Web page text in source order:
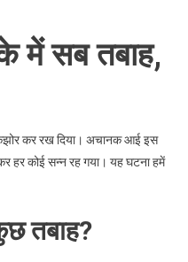
में सब तबाह,
कर रख दिया। अचानक आई इस
हर कोई सन्न रह गया। यह घटना हमें
तबाह?